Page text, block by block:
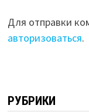
Для отправки
авторизоваться.
РУБРИКИ